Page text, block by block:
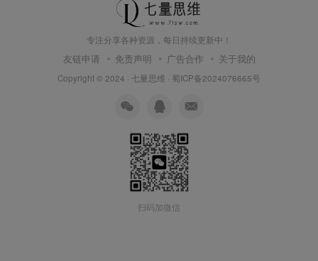
专注分享各种资源，每日持续更新中！
友链申请 免责声明 广告合作 关于我的
Copyright © 2024 · 七量思维 · 蜀ICP备2024076665号
扫码加微信